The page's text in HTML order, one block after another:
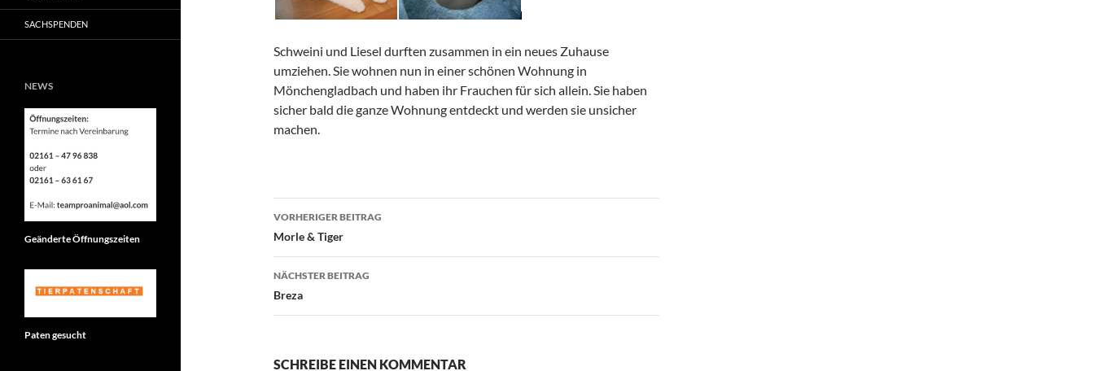
Schweini und Liesel durften zusammen in ein neues Zuhause
umziehen. Sie wohnen nun in einer schönen Wohnung in
Mönchengladbach und haben ihr Frauchen für sich allein. Sie haben
sicher bald die ganze Wohnung entdeckt und werden sie unsicher
machen.
Beitragsnavigation
VORHERIGER BEITRAG
Morle & Tiger
NÄCHSTER BEITRAG
Breza
SCHREIBE EINEN KOMMENTAR
SACHSPENDEN
NEWS
Geänderte Öffnungszeiten
Paten gesucht